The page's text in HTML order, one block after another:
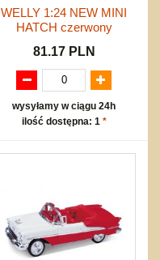
WELLY 1:24 NEW MINI
HATCH czerwony
81.17 PLN
wysyłamy w ciągu 24h
ilość dostępna: 1 *